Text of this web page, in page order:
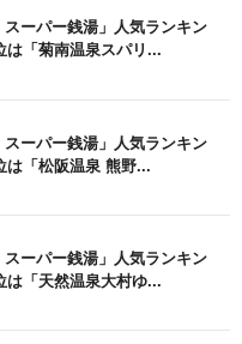
スーパー銭湯」人気ランキン
「菊南温泉スパリ...
スーパー銭湯」人気ランキン
「松阪温泉 熊野...
スーパー銭湯」人気ランキン
「天然温泉大村ゆ...